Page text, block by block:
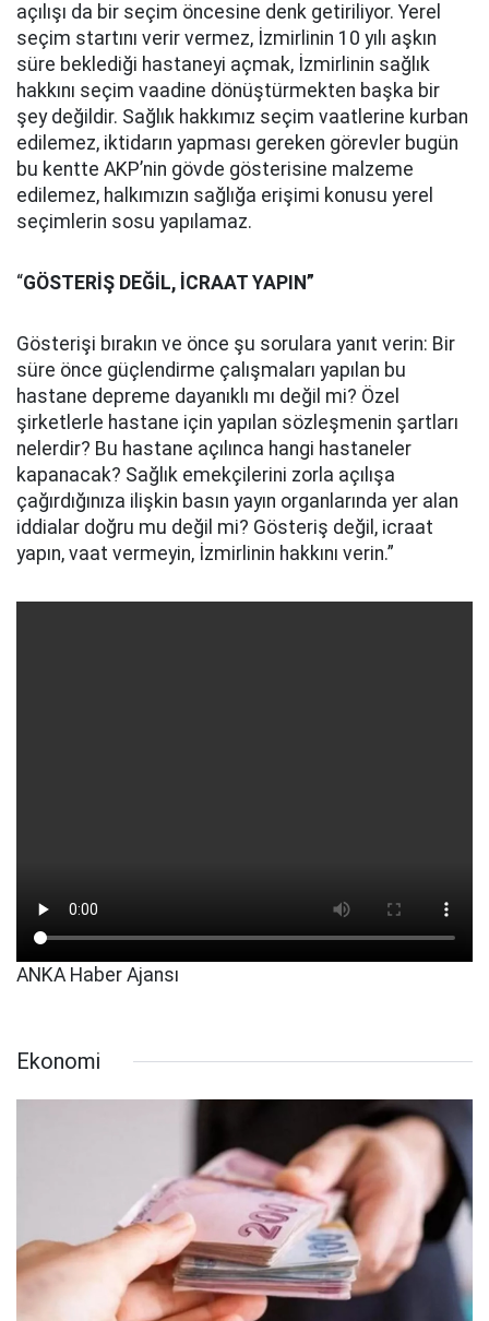
açılışı da bir seçim öncesine denk getiriliyor. Yerel
seçim startını verir vermez, İzmirlinin 10 yılı aşkın
süre beklediği hastaneyi açmak, İzmirlinin sağlık
hakkını seçim vaadine dönüştürmekten başka bir
şey değildir. Sağlık hakkımız seçim vaatlerine kurban
edilemez, iktidarın yapması gereken görevler bugün
bu kentte AKP’nin gövde gösterisine malzeme
edilemez, halkımızın sağlığa erişimi konusu yerel
seçimlerin sosu yapılamaz.
“GÖSTERİŞ DEĞİL, İCRAAT YAPIN”
Gösterişi bırakın ve önce şu sorulara yanıt verin: Bir
süre önce güçlendirme çalışmaları yapılan bu
hastane depreme dayanıklı mı değil mi? Özel
şirketlerle hastane için yapılan sözleşmenin şartları
nelerdir? Bu hastane açılınca hangi hastaneler
kapanacak? Sağlık emekçilerini zorla açılışa
çağırdığınıza ilişkin basın yayın organlarında yer alan
iddialar doğru mu değil mi? Gösteriş değil, icraat
yapın, vaat vermeyin, İzmirlinin hakkını verin.”
ANKA Haber Ajansı
Ekonomi